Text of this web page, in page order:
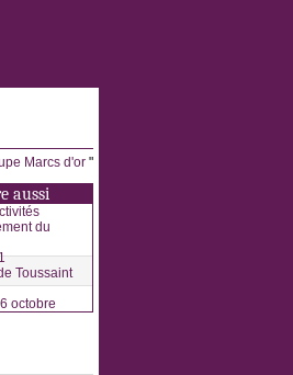
Marcs d'or "
aussi
du
Toussaint
octobre